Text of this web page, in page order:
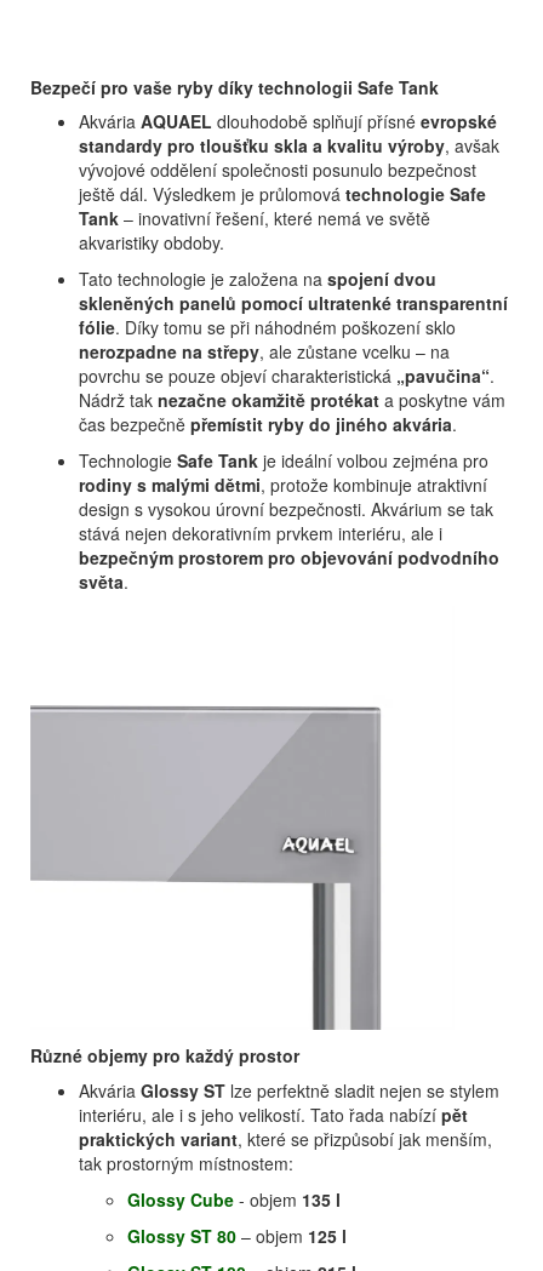
Bezpečí pro vaše ryby díky technologii Safe Tank
Akvária AQUAEL dlouhodobě splňují přísné evropské
standardy pro tloušťku skla a kvalitu výroby, avšak
vývojové oddělení společnosti posunulo bezpečnost
ještě dál. Výsledkem je průlomová technologie Safe
Tank – inovativní řešení, které nemá ve světě
akvaristiky obdoby.
Tato technologie je založena na spojení dvou
skleněných panelů pomocí ultratenké transparentní
fólie. Díky tomu se při náhodném poškození sklo
nerozpadne na střepy, ale zůstane vcelku – na
povrchu se pouze objeví charakteristická „pavučina“.
Nádrž tak nezačne okamžitě protékat a poskytne vám
čas bezpečně přemístit ryby do jiného akvária.
Technologie Safe Tank je ideální volbou zejména pro
rodiny s malými dětmi, protože kombinuje atraktivní
design s vysokou úrovní bezpečnosti. Akvárium se tak
stává nejen dekorativním prvkem interiéru, ale i
bezpečným prostorem pro objevování podvodního
světa.
Různé objemy pro každý prostor
Akvária Glossy ST lze perfektně sladit nejen se stylem
interiéru, ale i s jeho velikostí. Tato řada nabízí pět
praktických variant, které se přizpůsobí jak menším,
tak prostorným místnostem:
Glossy Cube - objem 135 l
Glossy ST 80 – objem 125 l